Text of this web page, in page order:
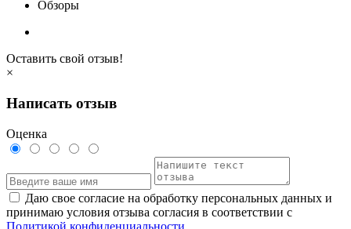
Обзоры
Оставить свой отзыв!
×
Написать отзыв
Оценка
Даю свое согласие на обработку персональных данных и
принимаю условия отзыва согласия в соответствии с
Политикой конфиденциальности